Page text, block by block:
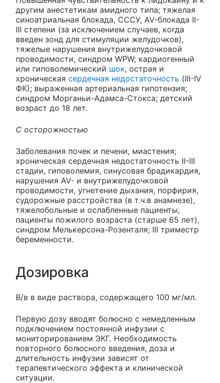
другим анестетикам амидного типа; тяжелая
синоатриальная блокада, СССУ, AV-блокада II-
III степени (за исключением случаев, когда
введен зонд для стимуляции желудочков),
тяжелые нарушения внутрижелудочковой
проводимости, синдром WPW; кардиогенный
или гиповолемический шок, острая и
хроническая сердечная недостаточность (III-IV
ФК); выраженная артериальная гипотензия;
синдром Морганьи-Адамса-Стокса; детский
возраст до 18 лет.
С осторожностью
Заболевания почек и печени, миастения;
хроническая сердечная недостаточность II-III
стадии, гиповолемия, синусовая брадикардия,
нарушения AV- и внутрижелудочковой
проводимости, угнетение дыхания, порфирия,
судорожные расстройства (в т.ч.в анамнезе),
тяжелобольные и ослабленные пациенты,
пациенты пожилого возраста (старше 65 лет),
синдром Мелькерсона-Розенталя; III триместр
беременности.
Дозировка
В/в в виде раствора, содержащего 100 мг/мл.
Первую дозу вводят болюсно с немедленным
подключением постоянной инфузии с
мониторированием ЭКГ. Необходимость
повторного болюсного введения, доза и
длительность инфузии зависят от
терапевтического эффекта и клинической
ситуации.